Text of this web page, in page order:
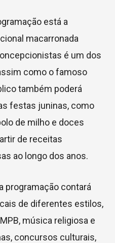
está a
macarronada
é um dos
como o famoso
também poderá
festas juninas, como
de milho e doces
de receitas
ao longo dos anos.
programação contará
de diferentes estilos,
música religiosa e
concursos culturais,